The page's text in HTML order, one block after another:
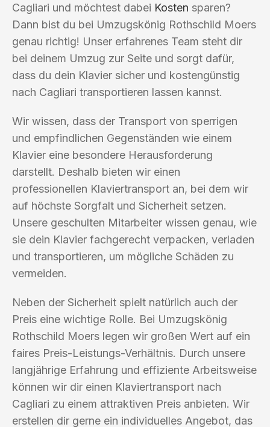
Cagliari und möchtest dabei Kosten sparen?
Dann bist du bei Umzugskönig Rothschild Moers
genau richtig! Unser erfahrenes Team steht dir
bei deinem Umzug zur Seite und sorgt dafür,
dass du dein Klavier sicher und kostengünstig
nach Cagliari transportieren lassen kannst.
Wir wissen, dass der Transport von sperrigen
und empfindlichen Gegenständen wie einem
Klavier eine besondere Herausforderung
darstellt. Deshalb bieten wir einen
professionellen Klaviertransport an, bei dem wir
auf höchste Sorgfalt und Sicherheit setzen.
Unsere geschulten Mitarbeiter wissen genau, wie
sie dein Klavier fachgerecht verpacken, verladen
und transportieren, um mögliche Schäden zu
vermeiden.
Neben der Sicherheit spielt natürlich auch der
Preis eine wichtige Rolle. Bei Umzugskönig
Rothschild Moers legen wir großen Wert auf ein
faires Preis-Leistungs-Verhältnis. Durch unsere
langjährige Erfahrung und effiziente Arbeitsweise
können wir dir einen Klaviertransport nach
Cagliari zu einem attraktiven Preis anbieten. Wir
erstellen dir gerne ein individuelles Angebot, das